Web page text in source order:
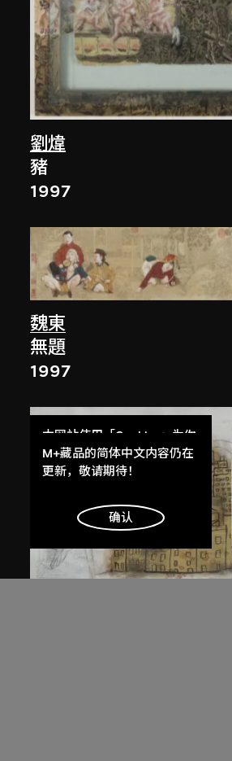
劉煒
豬
1997
魏東
無題
1997
本网站使用「Cookies」为你
提供最好的网站体验。
了解更多
明白
M+藏品的简体中文内容仍在
更新，敬请期待！
确认